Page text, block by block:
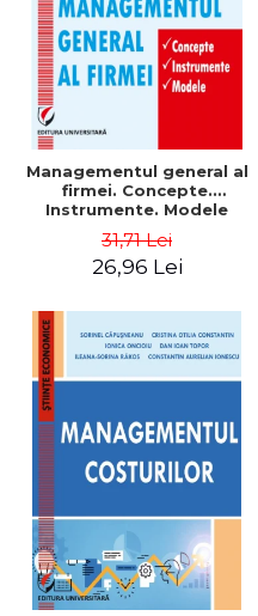
Managementul general al
firmei. Concepte.
Instrumente. Modele
31,71 Lei
26,96 Lei